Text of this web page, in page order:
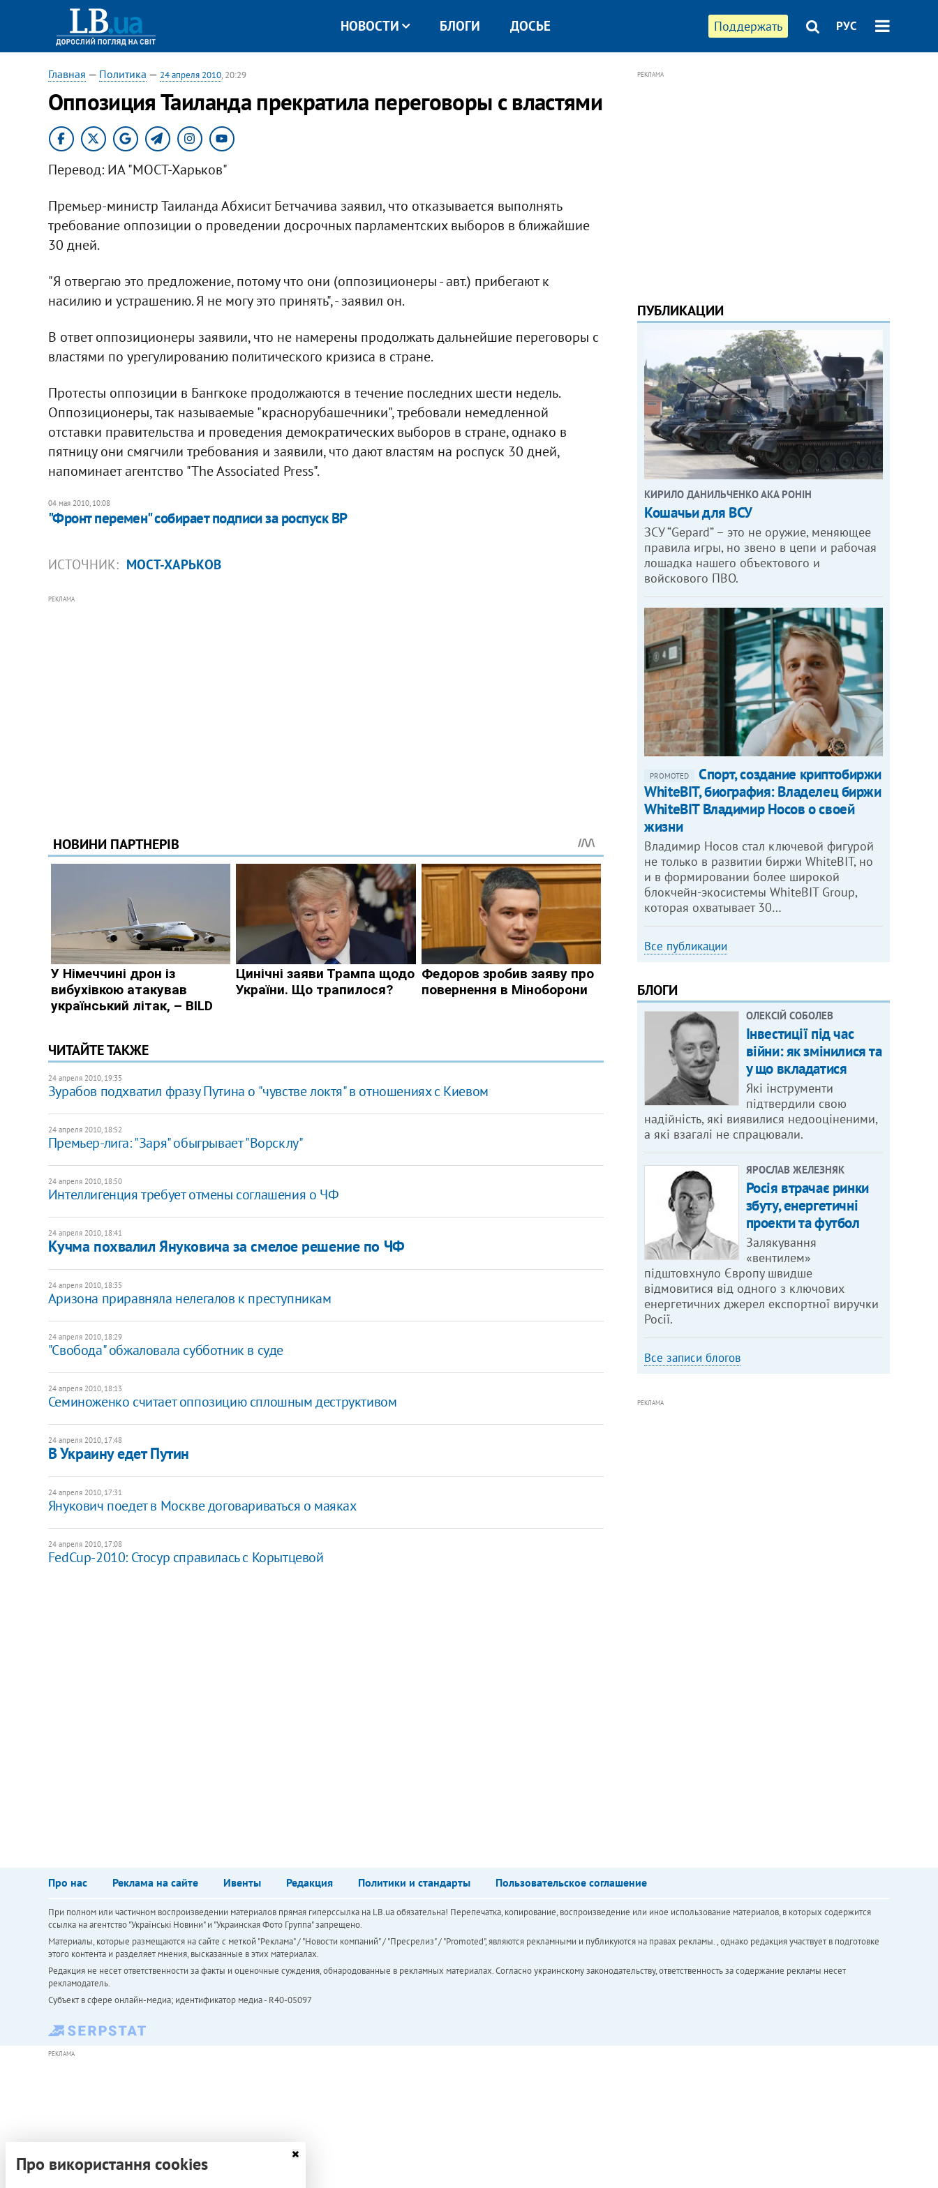
Поддержать РУС
НОВОСТИ БЛОГИ ДОСЬЕ
Главная — Политика — 24 апреля 2010, 20:29
Оппозиция Таиланда прекратила переговоры с властями
Перевод: ИА "МОСТ-Харьков"
Премьер-министр Таиланда Абхисит Бетчачива заявил, что отказывается выполнять
требование оппозиции о проведении досрочных парламентских выборов в ближайшие
30 дней.
"Я отвергаю это предложение, потому что они (оппозиционеры - авт.) прибегают к
насилию и устрашению. Я не могу это принять", - заявил он.
В ответ оппозиционеры заявили, что не намерены продолжать дальнейшие переговоры с
властями по урегулированию политического кризиса в стране.
Протесты оппозиции в Бангкоке продолжаются в течение последних шести недель.
Оппозиционеры, так называемые "краснорубашечники", требовали немедленной
отставки правительства и проведения демократических выборов в стране, однако в
пятницу они смягчили требования и заявили, что дают властям на роспуск 30 дней,
напоминает агентство "The Associated Press".
04 мая 2010, 10:08
"Фронт перемен" собирает подписи за роспуск ВР
ИСТОЧНИК: МОСТ-ХАРЬКОВ
РЕКЛАМА
ЧИТАЙТЕ ТАКЖЕ
24 апреля 2010, 19:35
Зурабов подхватил фразу Путина о "чувстве локтя" в отношениях с Киевом
24 апреля 2010, 18:52
Премьер-лига: "Заря" обыгрывает "Ворсклу"
24 апреля 2010, 18:50
Интеллигенция требует отмены соглашения о ЧФ
24 апреля 2010, 18:41
Кучма похвалил Януковича за смелое решение по ЧФ
24 апреля 2010, 18:35
Аризона приравняла нелегалов к преступникам
24 апреля 2010, 18:29
"Свобода" обжаловала субботник в суде
24 апреля 2010, 18:13
Семиноженко считает оппозицию сплошным деструктивом
24 апреля 2010, 17:48
В Украину едет Путин
24 апреля 2010, 17:31
Янукович поедет в Москве договариваться о маяках
24 апреля 2010, 17:08
FedCup-2010: Стосур справилась с Корытцевой
РЕКЛАМА
ПУБЛИКАЦИИ
КИРИЛО ДАНИЛЬЧЕНКО АКА РОНІН
Кошачьи для ВСУ
ЗСУ “Gepard” – это не оружие, меняющее
правила игры, но звено в цепи и рабочая
лошадка нашего объектового и
войскового ПВО.
PROMOTED
Спорт, создание криптобиржи
WhiteBIT, биография: Владелец биржи
WhiteBIT Владимир Носов о своей
жизни
Владимир Носов стал ключевой фигурой
не только в развитии биржи WhiteBIT, но
и в формировании более широкой
блокчейн-экосистемы WhiteBIT Group,
которая охватывает 30…
Все публикации
БЛОГИ
ОЛЕКСІЙ СОБОЛЕВ
Інвестиції під час
війни: як змінилися та
у що вкладатися
Які інструменти
підтвердили свою
надійність, які виявилися недооціненими,
а які взагалі не спрацювали.
ЯРОСЛАВ ЖЕЛЕЗНЯК
Росія втрачає ринки
збуту, енергетичні
проекти та футбол
Залякування
«вентилем»
підштовхнуло Європу швидше
відмовитися від одного з ключових
енергетичних джерел експортної виручки
Росії.
Все записи блогов
РЕКЛАМА
Про нас Реклама на сайте Ивенты Редакция Политики и стандарты Пользовательское соглашение
При полном или частичном воспроизведении материалов прямая гиперссылка на LB.ua обязательна! Перепечатка, копирование, воспроизведение или иное использование материалов, в которых содержится
ссылка на агентство "Українськi Новини" и "Украинская Фото Группа" запрещено.
Материалы, которые размещаются на сайте с меткой "Реклама" / "Новости компаний" / "Пресрелиз" / "Promoted", являются рекламными и публикуются на правах рекламы. , однако редакция участвует в подготовке
этого контента и разделяет мнения, высказанные в этих материалах.
Редакция не несет ответственности за факты и оценочные суждения, обнародованные в рекламных материалах. Согласно украинскому законодательству, ответственность за содержание рекламы несет
рекламодатель.
Субъект в сфере онлайн-медиа; идентификатор медиа - R40-05097
РЕКЛАМА
Про використання cookies